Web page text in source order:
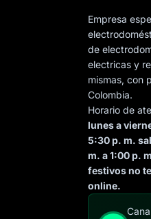
Empresa
de
electricas y
mismas, con
Colombia.
Horario de
lunes a
5:30 p. m.
m. a 1:00 p.
festivos no
online.
Especialista de